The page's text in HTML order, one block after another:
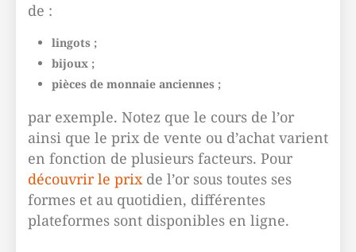
de :
lingots ;
bijoux ;
pièces de monnaie anciennes ;
par exemple. Notez que le cours de l’or
ainsi que le prix de vente ou d’achat varient
en fonction de plusieurs facteurs. Pour
découvrir le prixde l’or sous toutes ses
formes et au quotidien, différentes
plateformes sont disponibles en ligne.